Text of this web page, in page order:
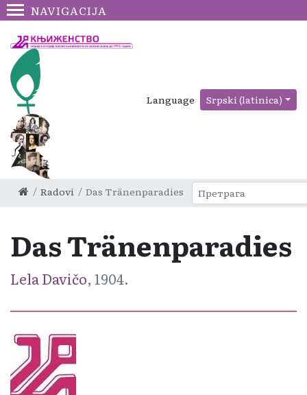
NAVIGACIJA
Language Srpski (latinica)
Radovi Das Tränenparadies
Das Tränenparadies
Lela Davičo, 1904.